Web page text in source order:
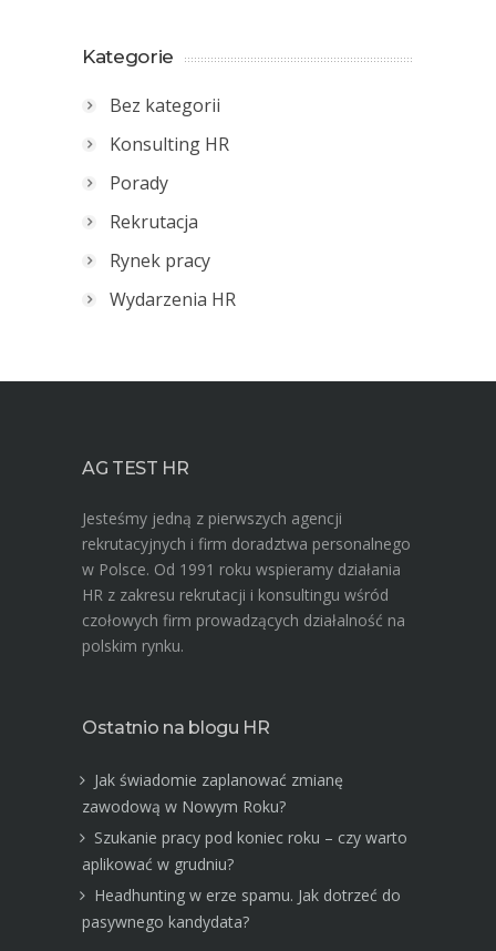
Kategorie
Bez kategorii
Konsulting HR
Porady
Rekrutacja
Rynek pracy
Wydarzenia HR
AG TEST HR
Jesteśmy jedną z pierwszych agencji
rekrutacyjnych i firm doradztwa personalnego
w Polsce. Od 1991 roku wspieramy działania
HR z zakresu rekrutacji i konsultingu wśród
czołowych firm prowadzących działalność na
polskim rynku.
Ostatnio na blogu HR
Jak świadomie zaplanować zmianę
zawodową w Nowym Roku?
Szukanie pracy pod koniec roku – czy warto
aplikować w grudniu?
Headhunting w erze spamu. Jak dotrzeć do
pasywnego kandydata?